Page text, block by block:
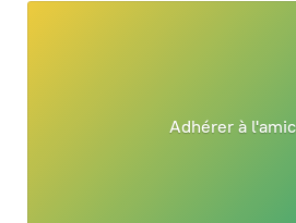
Adhérer à